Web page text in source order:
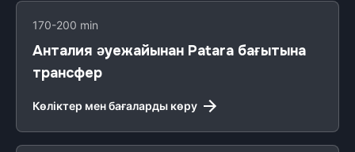
170-200 min
Анталия әуежайынан Patara бағытына
трансфер
Көліктер мен бағаларды көру